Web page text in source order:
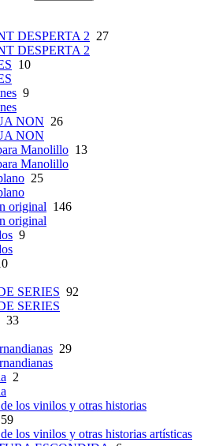
DESPERTA 2 27
DESPERTA 2
10
9
NON 26
NON
Manolillo 13
Manolillo
25
original 146
original
9
SERIES 92
SERIES
33
29
2
los vinilos y otras historias
59
los vinilos y otras historias artísticas